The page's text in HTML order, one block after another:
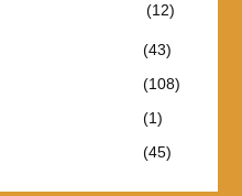
(12)
(43)
(108)
(1)
(45)